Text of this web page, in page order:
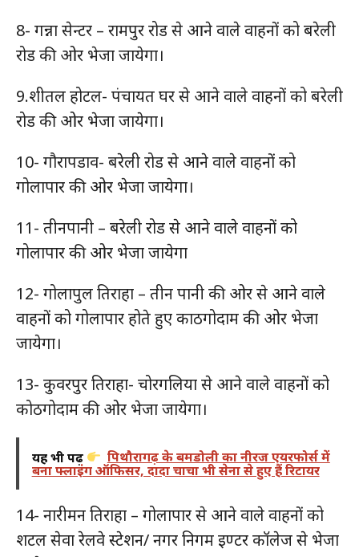
8- गन्ना सेन्टर – रामपुर रोड से आने वाले वाहनों को बरेली
रोड की ओर भेजा जायेगा।
9.शीतल होटल- पंचायत घर से आने वाले वाहनों को बरेली
रोड की ओर भेजा जायेगा।
10- गौरापडाव- बरेली रोड से आने वाले वाहनों को
गोलापार की ओर भेजा जायेगा।
11- तीनपानी – बरेली रोड से आने वाले वाहनों को
गोलापार की ओर भेजा जायेगा
12- गोलापुल तिराहा – तीन पानी की ओर से आने वाले
वाहनों को गोलापार होते हुए काठगोदाम की ओर भेजा
जायेगा।
13- कुवरपुर तिराहा- चोरगलिया से आने वाले वाहनों को
कोठगोदाम की ओर भेजा जायेगा।
यह भी पढ़ें पिथौरागढ़ के बमडोली का नीरज एयरफोर्स में
बना फ्लाइंग ऑफिसर, दादा चाचा भी सेना से हुए हैं रिटायर
14- नारीमन तिराहा – गोलापार से आने वाले वाहनों को
शटल सेवा रेलवे स्टेशन/ नगर निगम इण्टर कॉलेज से भेजा